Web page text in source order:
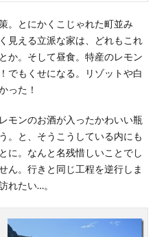
。とにかくこじゃれた町並み
見える立派な家は、どれもこれ
か。そして昼食。特産のレモン
でもくせになる。リゾットや白
った！
モンのお酒が入ったかわいい瓶
。と、そうこうしている内にも
に。なんと名残惜しいことでし
ん。行きと同じ工程を逆行しま
れたい…。